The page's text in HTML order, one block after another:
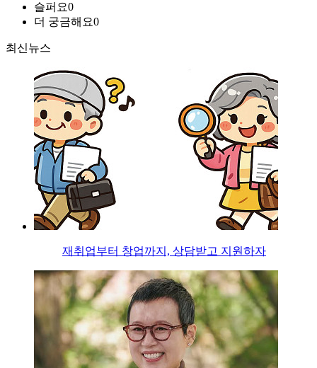
슬퍼요0
더 궁금해요0
최신뉴스
재취업부터 창업까지, 상담받고 지원하자